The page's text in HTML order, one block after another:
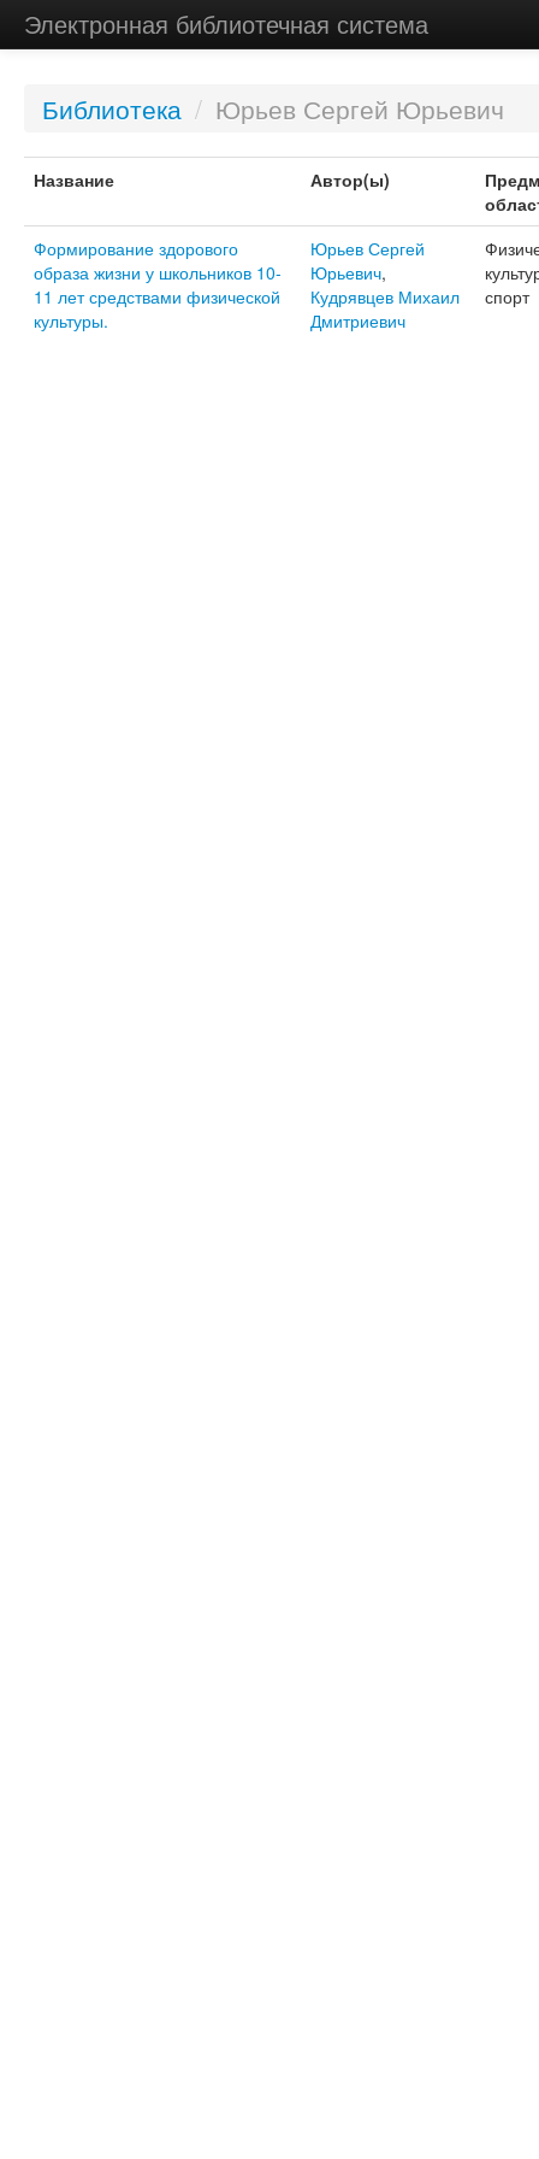
Электронная библиотечная система
Библиотека / Юрьев Сергей Юрьевич
Название Автор(ы)
Формирование здорового
образа жизни у школьников 10-
11 лет средствами физической
культуры.
Юрьев Сергей
Юрьевич,
Кудрявцев Михаил
Дмитриевич
спорт